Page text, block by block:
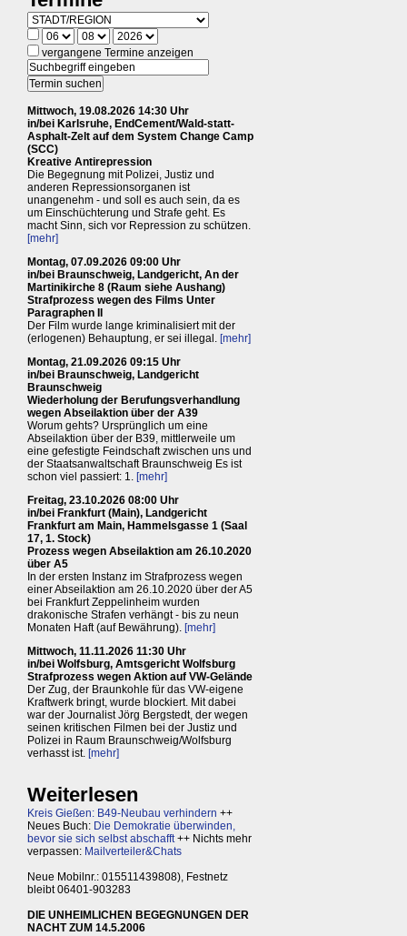
vergangene Termine anzeigen
Mittwoch, 19.08.2026 14:30 Uhr
in/bei Karlsruhe, EndCement/Wald-statt-
Asphalt-Zelt auf dem System Change Camp
(SCC)
Kreative Antirepression
Die Begegnung mit Polizei, Justiz und
anderen Repressionsorganen ist
unangenehm - und soll es auch sein, da es
um Einschüchterung und Strafe geht. Es
macht Sinn, sich vor Repression zu schützen.
[mehr]
Montag, 07.09.2026 09:00 Uhr
in/bei Braunschweig, Landgericht, An der
Martinikirche 8 (Raum siehe Aushang)
Strafprozess wegen des Films Unter
Paragraphen II
Der Film wurde lange kriminalisiert mit der
(erlogenen) Behauptung, er sei illegal. [mehr]
Montag, 21.09.2026 09:15 Uhr
in/bei Braunschweig, Landgericht
Braunschweig
Wiederholung der Berufungsverhandlung
wegen Abseilaktion über der A39
Worum gehts? Ursprünglich um eine
Abseilaktion über der B39, mittlerweile um
eine gefestigte Feindschaft zwischen uns und
der Staatsanwaltschaft Braunschweig Es ist
schon viel passiert: 1. [mehr]
Freitag, 23.10.2026 08:00 Uhr
in/bei Frankfurt (Main), Landgericht
Frankfurt am Main, Hammelsgasse 1 (Saal
17, 1. Stock)
Prozess wegen Abseilaktion am 26.10.2020
über A5
In der ersten Instanz im Strafprozess wegen
einer Abseilaktion am 26.10.2020 über der A5
bei Frankfurt Zeppelinheim wurden
drakonische Strafen verhängt - bis zu neun
Monaten Haft (auf Bewährung). [mehr]
Mittwoch, 11.11.2026 11:30 Uhr
in/bei Wolfsburg, Amtsgericht Wolfsburg
Strafprozess wegen Aktion auf VW-Gelände
Der Zug, der Braunkohle für das VW-eigene
Kraftwerk bringt, wurde blockiert. Mit dabei
war der Journalist Jörg Bergstedt, der wegen
seinen kritischen Filmen bei der Justiz und
Polizei in Raum Braunschweig/Wolfsburg
verhasst ist. [mehr]
Weiterlesen
Kreis Gießen: B49-Neubau verhindern ++
Neues Buch: Die Demokratie überwinden,
bevor sie sich selbst abschafft++ Nichts mehr
verpassen: Mailverteiler&Chats
Neue Mobilnr.: 015511439808), Festnetz
bleibt 06401-903283
DIE UNHEIMLICHEN BEGEGNUNGEN DER
NACHT ZUM 14.5.2006